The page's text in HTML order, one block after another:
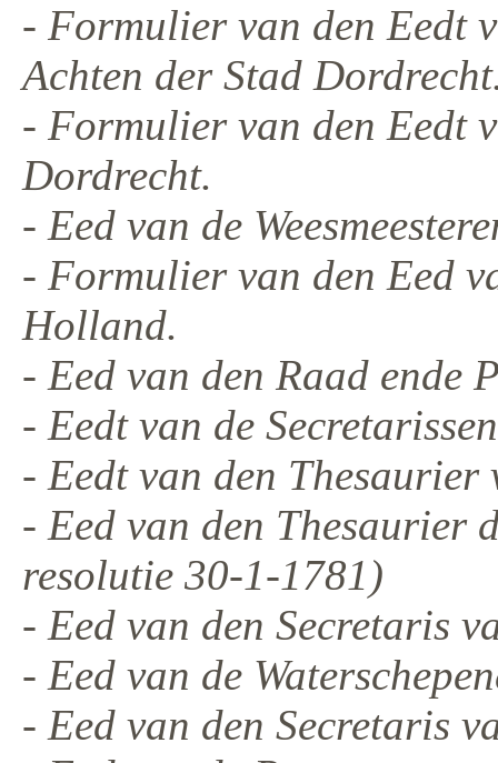
- Formulier van den Eedt
Achten der Stad
- Formulier van den Eedt
Dordrecht.
- Eed van de
- Formulier van den Eed
Holland.
- Eed van den Raad ende
- Eedt van de
- Eedt van den Thesaurier
- Eed van den Thesaurier
resolutie 30-1-1781)
- Eed van den Secretaris
- Eed van de
- Eed van den Secretaris